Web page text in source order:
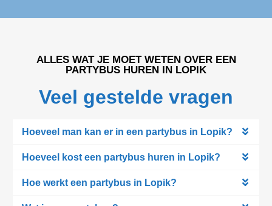
ALLES WAT JE MOET WETEN OVER EEN
PARTYBUS HUREN IN LOPIK
Veel gestelde vragen
Hoeveel man kan er in een partybus in Lopik?
Hoeveel kost een partybus huren in Lopik?
Hoe werkt een partybus in Lopik?